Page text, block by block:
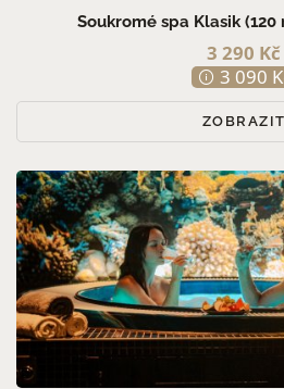
Soukromé spa Klasik
3 290 Kč
3 090
ZOBRAZIT